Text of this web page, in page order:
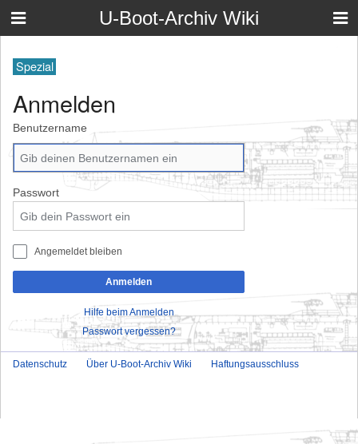
U-Boot-Archiv Wiki
Spezial
Anmelden
Benutzername
Passwort
Angemeldet bleiben
Anmelden
Hilfe beim Anmelden
Passwort vergessen?
Datenschutz Über U-Boot-Archiv Wiki Haftungsausschluss